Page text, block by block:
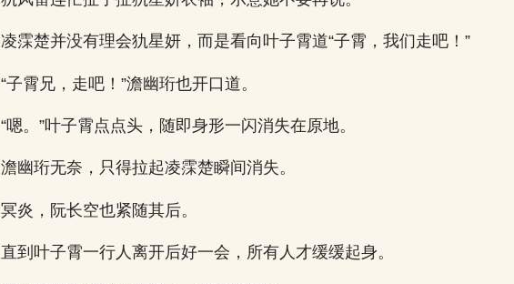
凌霂楚并没有理会犰星妍，而是看向叶子霄道“子霄，我们走吧！”
“子霄兄，走吧！”澹幽珩也开口道。
“嗯。”叶子霄点点头，随即身形一闪消失在原地。
澹幽珩无奈，只得拉起凌霂楚瞬间消失。
冥炎，阮长空也紧随其后。
直到叶子霄一行人离开后好一会，所有人才缓缓起身。